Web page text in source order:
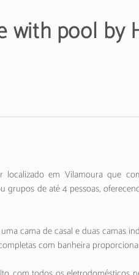
with pool by
em Vilamoura que
grupos de até 4 pessoas,
cama de casal e duas camas
com banheira